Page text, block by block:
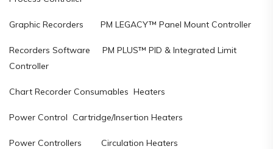
Graphic Recorders PM LEGACY™ Panel Mount Controller
Recorders Software PM PLUS™ PID & Integrated Limit
Controller
Chart Recorder Consumables Heaters
Power Control Cartridge/Insertion Heaters
Power Controllers Circulation Heaters